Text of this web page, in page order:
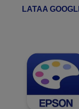
LATAA